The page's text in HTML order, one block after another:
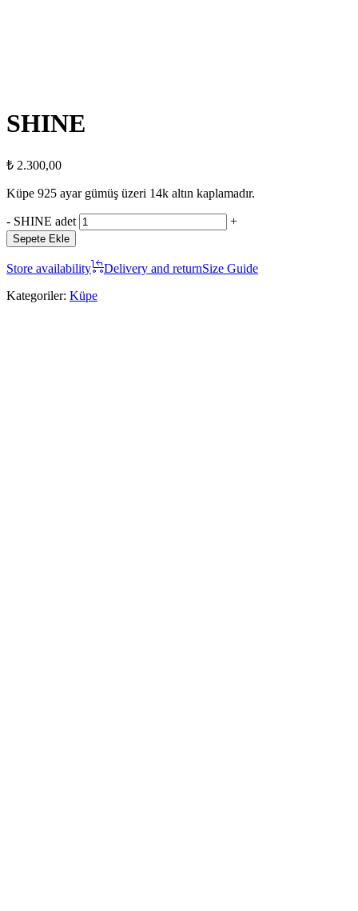
SHINE
₺ 2.300,00
Küpe 925 ayar gümüş üzeri 14k altın kaplamadır.
- SHINE adet +
Sepete Ekle
Store availability Delivery and returnSize Guide
Kategoriler: Küpe